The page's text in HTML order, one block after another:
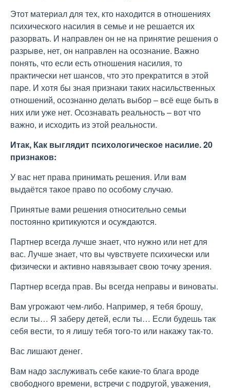
Этот материал для тех, кто находится в отношениях
психического насилия в семье и не решается их
разорвать. И направлен он не на принятие решения о
разрыве, нет, он направлен на осознание. Важно
понять, что если есть отношения насилия, то
практически нет шансов, что это прекратится в этой
паре. И хотя бы зная признаки таких насильственных
отношений, осознанно делать выбор – всё еще быть в
них или уже нет. Осознавать реальность – вот что
важно, и исходить из этой реальности.
Итак, Как выглядит психологическое насилие. 20
признаков:
У вас нет права принимать решения. Или вам
выдаётся такое право по особому случаю.
Принятые вами решения относительно семьи
постоянно критикуются и осуждаются.
Партнер всегда лучше знает, что нужно или нет для
вас. Лучше знает, что вы чувствуете психически или
физически и активно навязывает свою точку зрения.
Партнер всегда прав. Вы всегда неправы и виноваты.
Вам угрожают чем-либо. Например, я тебя брошу,
если ты… Я заберу детей, если ты… Если будешь так
себя вести, то я лишу тебя того-то или накажу так-то.
Вас лишают денег.
Вам надо заслуживать себе какие-то блага вроде
свободного времени, встречи с подругой, уважения,